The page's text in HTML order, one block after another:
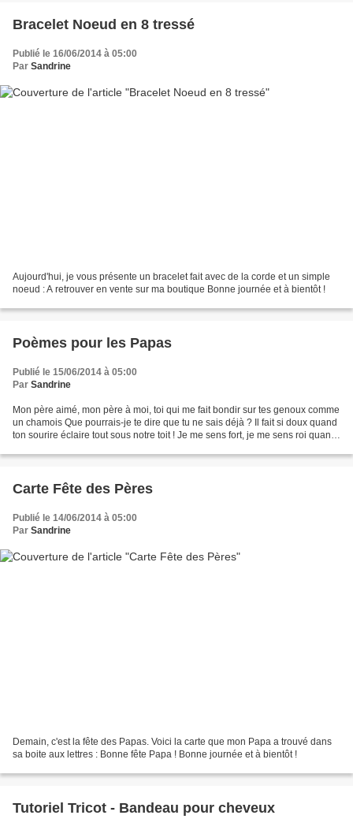
Bracelet Noeud en 8 tressé
Publié le 16/06/2014 à 05:00
Par Sandrine
Aujourd'hui, je vous présente un bracelet fait avec de la corde et un simple
noeud : A retrouver en vente sur ma boutique Bonne journée et à bientôt !
Poèmes pour les Papas
Publié le 15/06/2014 à 05:00
Par Sandrine
Mon père aimé, mon père à moi, toi qui me fait bondir sur tes genoux comme
un chamois Que pourrais-je te dire que tu ne sais déjà ? Il fait si doux quand
ton sourire éclaire tout sous notre toit ! Je me sens fort, je me sens roi quand
Carte Fête des Pères
Publié le 14/06/2014 à 05:00
Par Sandrine
Demain, c'est la fête des Papas. Voici la carte que mon Papa a trouvé dans
sa boite aux lettres : Bonne fête Papa ! Bonne journée et à bientôt !
Tutoriel Tricot - Bandeau pour cheveux